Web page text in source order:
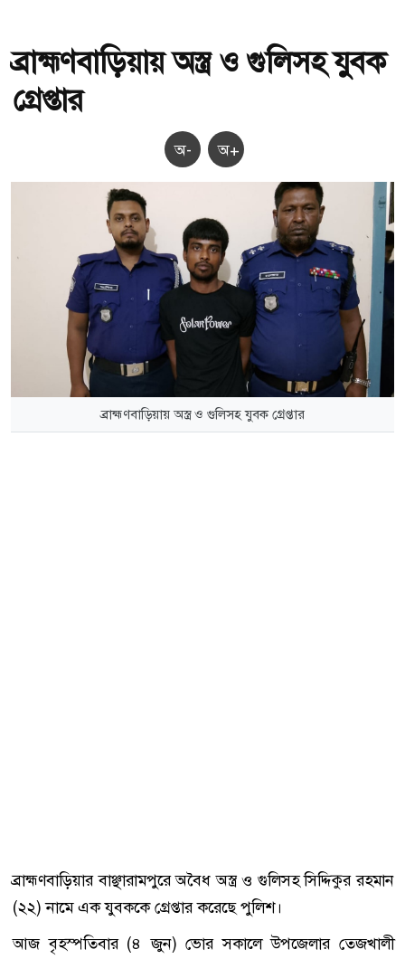
ব্রাহ্মণবাড়িয়ায় অস্ত্র ও গুলিসহ যুবক
গ্রেপ্তার
অ- অ+
ব্রাহ্মণবাড়িয়ায় অস্ত্র ও গুলিসহ যুবক গ্রেপ্তার
ব্রাহ্মণবাড়িয়ার বাঞ্ছারামপুরে অবৈধ অস্ত্র ও গুলিসহ সিদ্দিকুর রহমান
(২২) নামে এক যুবককে গ্রেপ্তার করেছে পুলিশ।
আজ বৃহস্পতিবার (৪ জুন) ভোর সকালে উপজেলার তেজখালী